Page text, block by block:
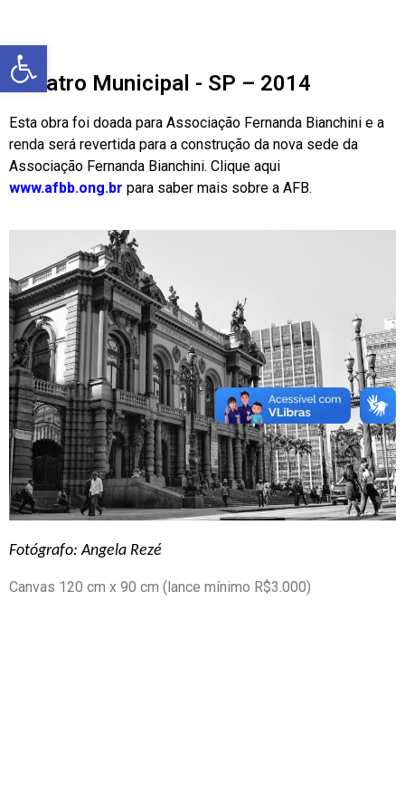
Barra de Ferramentas Aberta
Theatro Municipal - SP – 2014
Esta obra foi doada para Associação Fernanda Bianchini e a
renda será revertida para a construção da nova sede da
Associação Fernanda Bianchini. Clique aqui
www.afbb.ong.br para saber mais sobre a AFB.
Fotógrafo: Angela Rezé
Canvas 120 cm x 90 cm (lance mínimo R$3.000)